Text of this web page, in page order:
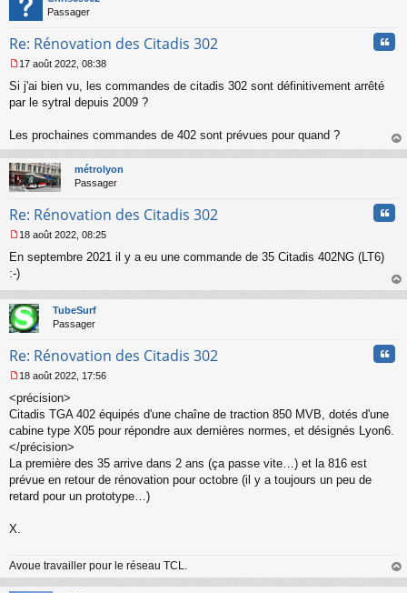
Passager
Re: Rénovation des Citadis 302
e
s
g
n
o
l
u
17 août 2022, 08:38
Si j'ai bien vu, les commandes de citadis 302 sont définitivement arrêté
par le sytral depuis 2009 ?
Les prochaines commandes de 402 sont prévues pour quand ?
au
métrolyon
Passager
Re: Rénovation des Citadis 302
e
s
a
g
e
o
l
u
18 août 2022, 08:25
En septembre 2021 il y a eu une commande de 35 Citadis 402NG (LT6)
:-)
au
TubeSurf
Passager
Re: Rénovation des Citadis 302
e
s
s
a
g
e
n
o
u
18 août 2022, 17:56
<précision>
Citadis TGA 402 équipés d'une chaîne de traction 850 MVB, dotés d'une
cabine type X05 pour répondre aux dernières normes, et désignés Lyon6.
</précision>
La première des 35 arrive dans 2 ans (ça passe vite…) et la 816 est
prévue en retour de rénovation pour octobre (il y a toujours un peu de
retard pour un prototype…)
X.
Avoue travailler pour le réseau TCL.
au